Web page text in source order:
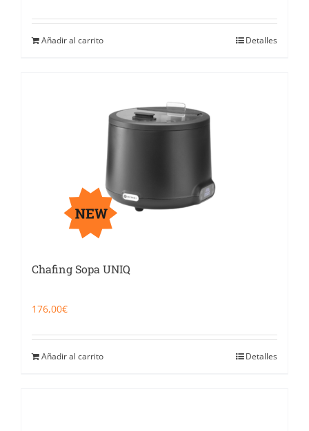
Añadir al carrito Detalles
Chafing Sopa UNIQ
176,00€
Añadir al carrito Detalles